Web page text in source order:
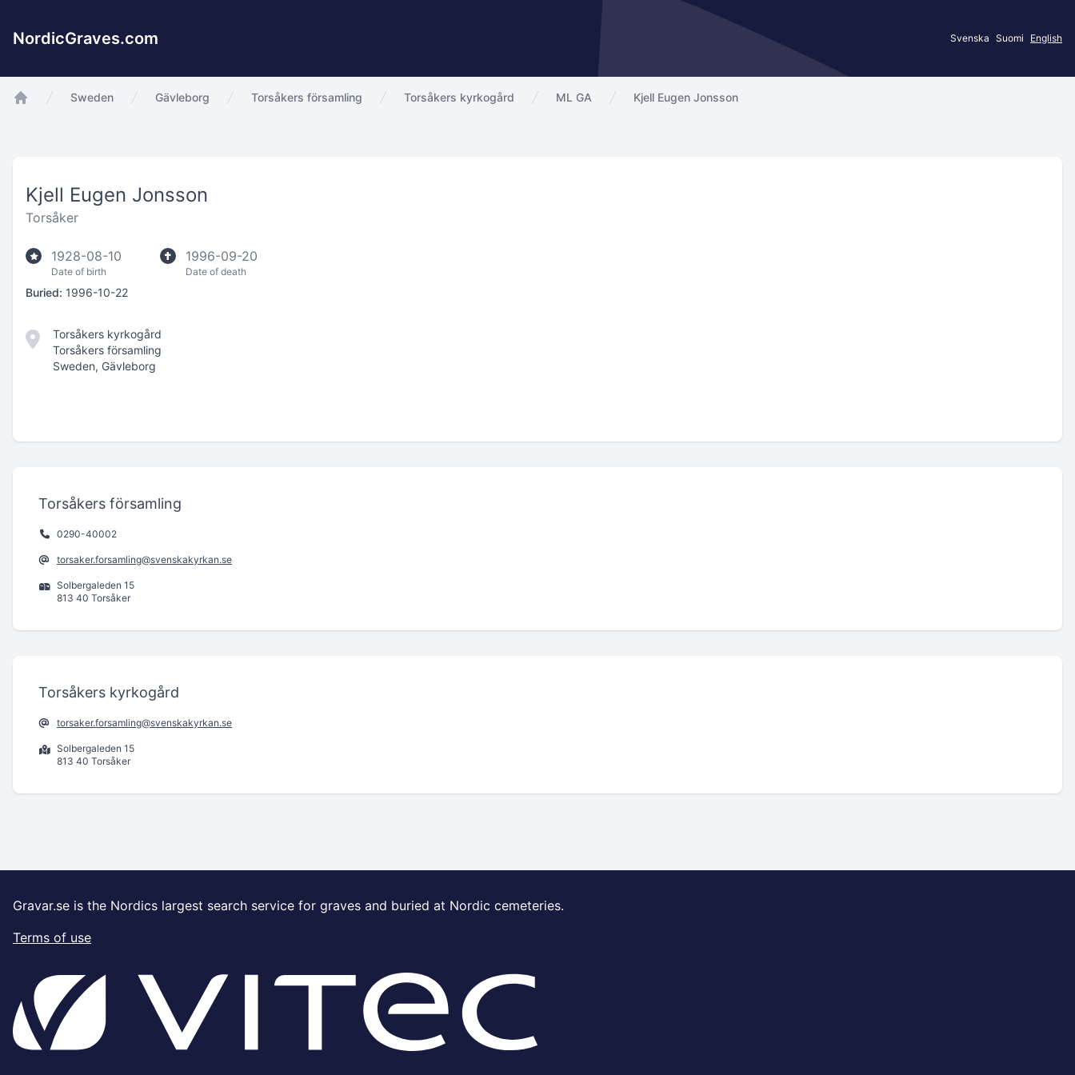
NordicGraves.com Svenska Suomi English
Sweden Gävleborg Torsåkers församling Torsåkers kyrkogård ML GA Kjell Eugen Jonsson
Kjell Eugen Jonsson
Torsåker
1928-08-10
Date of birth
1996-09-20
Date of death
Buried: 1996-10-22
Torsåkers kyrkogård
Torsåkers församling
Sweden, Gävleborg
Torsåkers församling
0290-40002
torsaker.forsamling@svenskakyrkan.se
Solbergaleden 15
813 40 Torsåker
Torsåkers kyrkogård
torsaker.forsamling@svenskakyrkan.se
Solbergaleden 15
813 40 Torsåker
Gravar.se is the Nordics largest search service for graves and buried at Nordic cemeteries.
Terms of use